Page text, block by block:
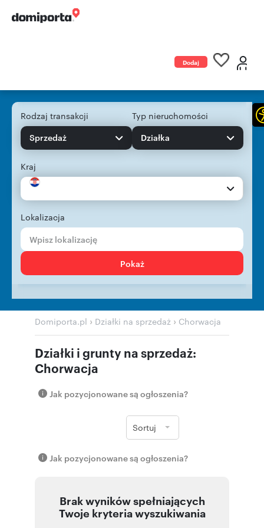
Dodaj
Rodzaj transakcji
Sprzedaż
Typ nieruchomości
Działka
Kraj
Lokalizacja
Pokaż
Domiporta.pl › Działki na sprzedaż › Chorwacja
Działki i grunty na sprzedaż:
Chorwacja
Jak pozycjonowane są ogłoszenia?
Sortuj
Jak pozycjonowane są ogłoszenia?
Brak wyników spełniających
Twoje kryteria wyszukiwania